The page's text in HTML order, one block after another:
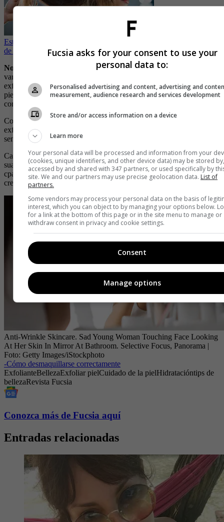
Estos son los cortes de cabello que lucen perfectos según la forma
de tu cara
No olvides consultar con un dermatólogopues este tiempo puede
variar. Por ejemplo, si tu piel es muy sensible y reseca, puede que la
exfoliación deba ser cada 15 días. A su vez influye la edad pues la
piel se regenera más rápido en una persona joven en comparación
con una piel más madura.
Como una recomendación adicional, intenta que tus procesos de
exfoliaciónsean en la noche y no en el día
sensible y expúesta, y los rayos del ol pueden ser contraproducentes.
Cabe resaltar que la exfoliación no solo permite tener una piel más
suave sino también sana porque estimula el flujo sanguíneo y la
cpacidad de la piel para absorber los nutrientes que le das con
cremas y sérums.
Anti-Wrinkle Skincare. Sad Young Woman Touching Face Looking
At Her Skin In Mirror At Bathroom. Selective Focus, Panorama |
Foto: Getty Images/iStockphoto
-Cómo desmaquillarse correctamente
ExfolianteBellezaExfoliar pielCuidado de la pielHidratacióntips de
bellezaRevista Fucsia
Conozca más de Fucsia aquí
Entradas relacionadas
Fucsia asks for your consent to use your
personal data to:
Personalised advertising and content, advertising and
measurement, audience research and services development
Store and/or access information on a device
Learn more
Your personal data will be processed and information from your
(cookies, unique identifiers, and other device data) may be stored by,
accessed by and shared with 347 partners, or used specifically by
site. We and our partners may use precise geolocation data. List of
partners.
Some vendors may process your personal data on the basis of
interest, which you can object to by managing your options below.
for a link at the bottom of this page or in the site menu to manage or
withdraw consent in privacy and cookie settings.
Consent
Manage options